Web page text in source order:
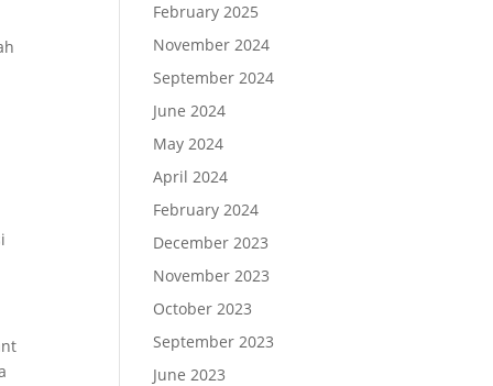
February 2025
November 2024
September 2024
June 2024
May 2024
April 2024
February 2024
December 2023
November 2023
October 2023
September 2023
June 2023